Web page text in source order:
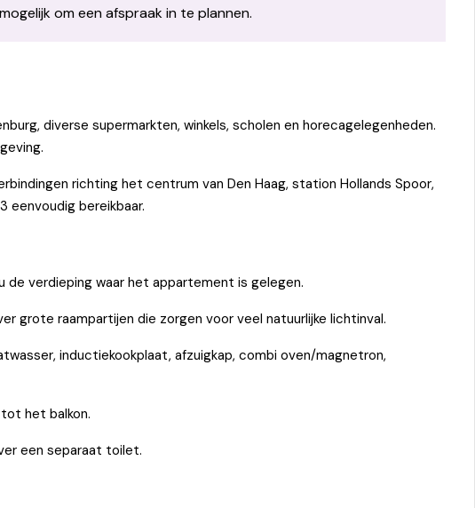
om een afspraak in te plannen.
diverse supermarkten, winkels, scholen en horecagelegenheden.
richting het centrum van Den Haag, station Hollands Spoor,
eenvoudig bereikbaar.
verdieping waar het appartement is gelegen.
grote raampartijen die zorgen voor veel natuurlijke lichtinval.
inductiekookplaat, afzuigkap, combi oven/magnetron,
het balkon.
een separaat toilet.